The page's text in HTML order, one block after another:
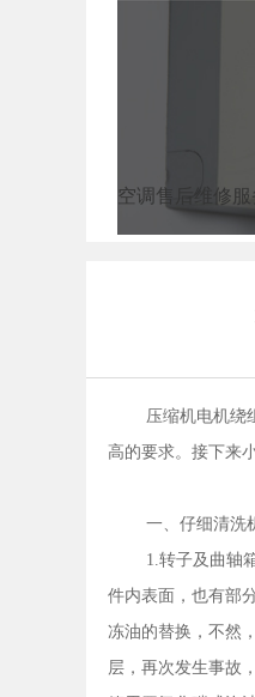
空调售后维修
压缩机电机绕
高的要求。接下来
一、仔细清洗
1.转子及曲轴
件内表面，也有部
冻油的替换，不然
层，再次发生事故